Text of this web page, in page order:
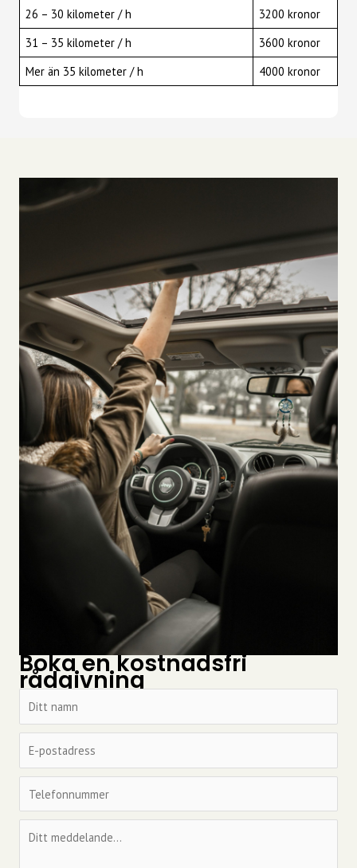
26 – 30 kilometer / h
3200 kronor
31 – 35 kilometer / h
3600 kronor
Mer än 35 kilometer / h
4000 kronor
Boka en kostnadsfri
rådgivning